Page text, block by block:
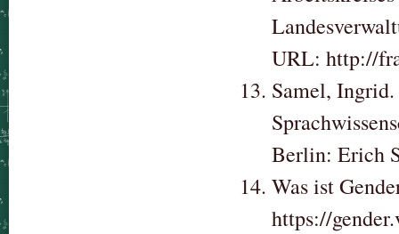
URL: http://
Samel,
Berlin: Erich
Was ist
https://